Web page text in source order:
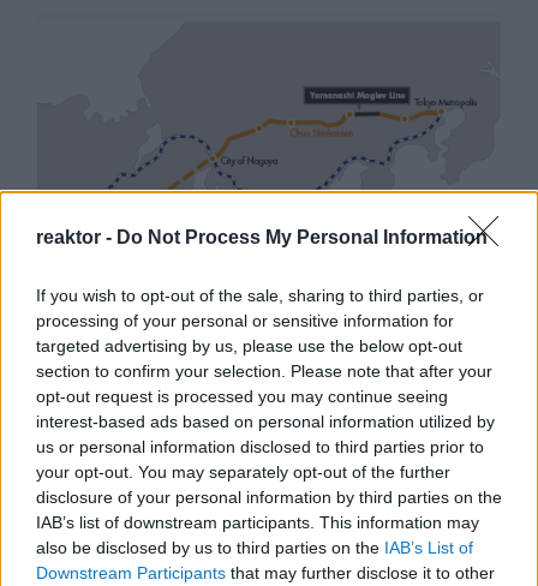
reaktor - Do Not Process My Personal Information
If you wish to opt-out of the sale, sharing to third parties, or
processing of your personal or sensitive information for
targeted advertising by us, please use the below opt-out
section to confirm your selection. Please note that after your
opt-out request is processed you may continue seeing
interest-based ads based on personal information utilized by
us or personal information disclosed to third parties prior to
your opt-out. You may separately opt-out of the further
disclosure of your personal information by third parties on the
IAB’s list of downstream participants. This information may
also be disclosed by us to third parties on the IAB’s List of
Downstream Participants that may further disclose it to other
Japán sebességre kapcsol –
A gyorsvasút forradalma
BY:NEMETHVIKTOR20022026. JÚL 06.
Japán leghíresebb találmánya a gyorsvasút. Kevesen
tudják, hogy az ország keményen dolgozott az elmúlt
évtizedben, hogy újabb innovációt hozzon a vasúti
közlekedésbe: a maglevet. A maglev a mágneses
lebegtetés rövidítése. Az ilyen vonatoknak nincsenek
kerekeik, és egy speciálisan erre a célra készült sínen
„lebegve” akár 603 km/h sebességgel is haladhatnak.
Összehasonlításképpen a jelenlegi gyorsvonatok
Japánban „csak” 210-320 km/h sebeséggel